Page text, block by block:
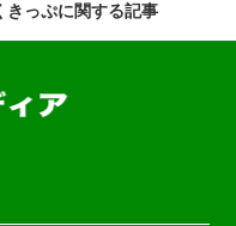
きっぷに関する記事